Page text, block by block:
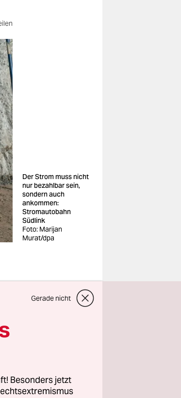
Der Strom muss nicht
nur bezahlbar sein,
sondern auch
ankommen:
Stromautobahn
Südlink
Foto: Marijan
Murat/dpa
Gerade nicht
Besonders jetzt